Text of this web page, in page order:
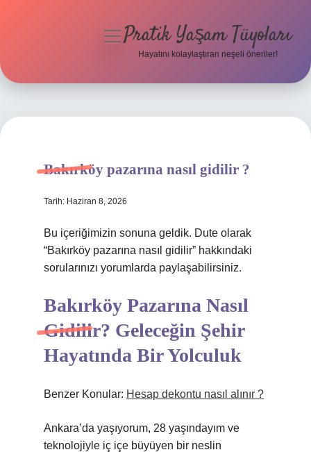
Hakkımızda
menüyü
Pratik Yaşam Tüyoları
Hayatını kolaylaştıran neşeli öneriler!
Bakırköy pazarına nasıl gidilir ?
Tarih: Haziran 8, 2026
Bu içeriğimizin sonuna geldik. Dute olarak
“Bakırköy pazarına nasıl gidilir” hakkındaki
sorularınızı yorumlarda paylaşabilirsiniz.
Bakırköy Pazarına Nasıl
Gidilir? Geleceğin Şehir
Hayatında Bir Yolculuk
Benzer Konular: Hesap dekontu nasıl alınır ?
Ankara’da yaşıyorum, 28 yaşındayım ve
teknolojiyle iç içe büyüyen bir neslin